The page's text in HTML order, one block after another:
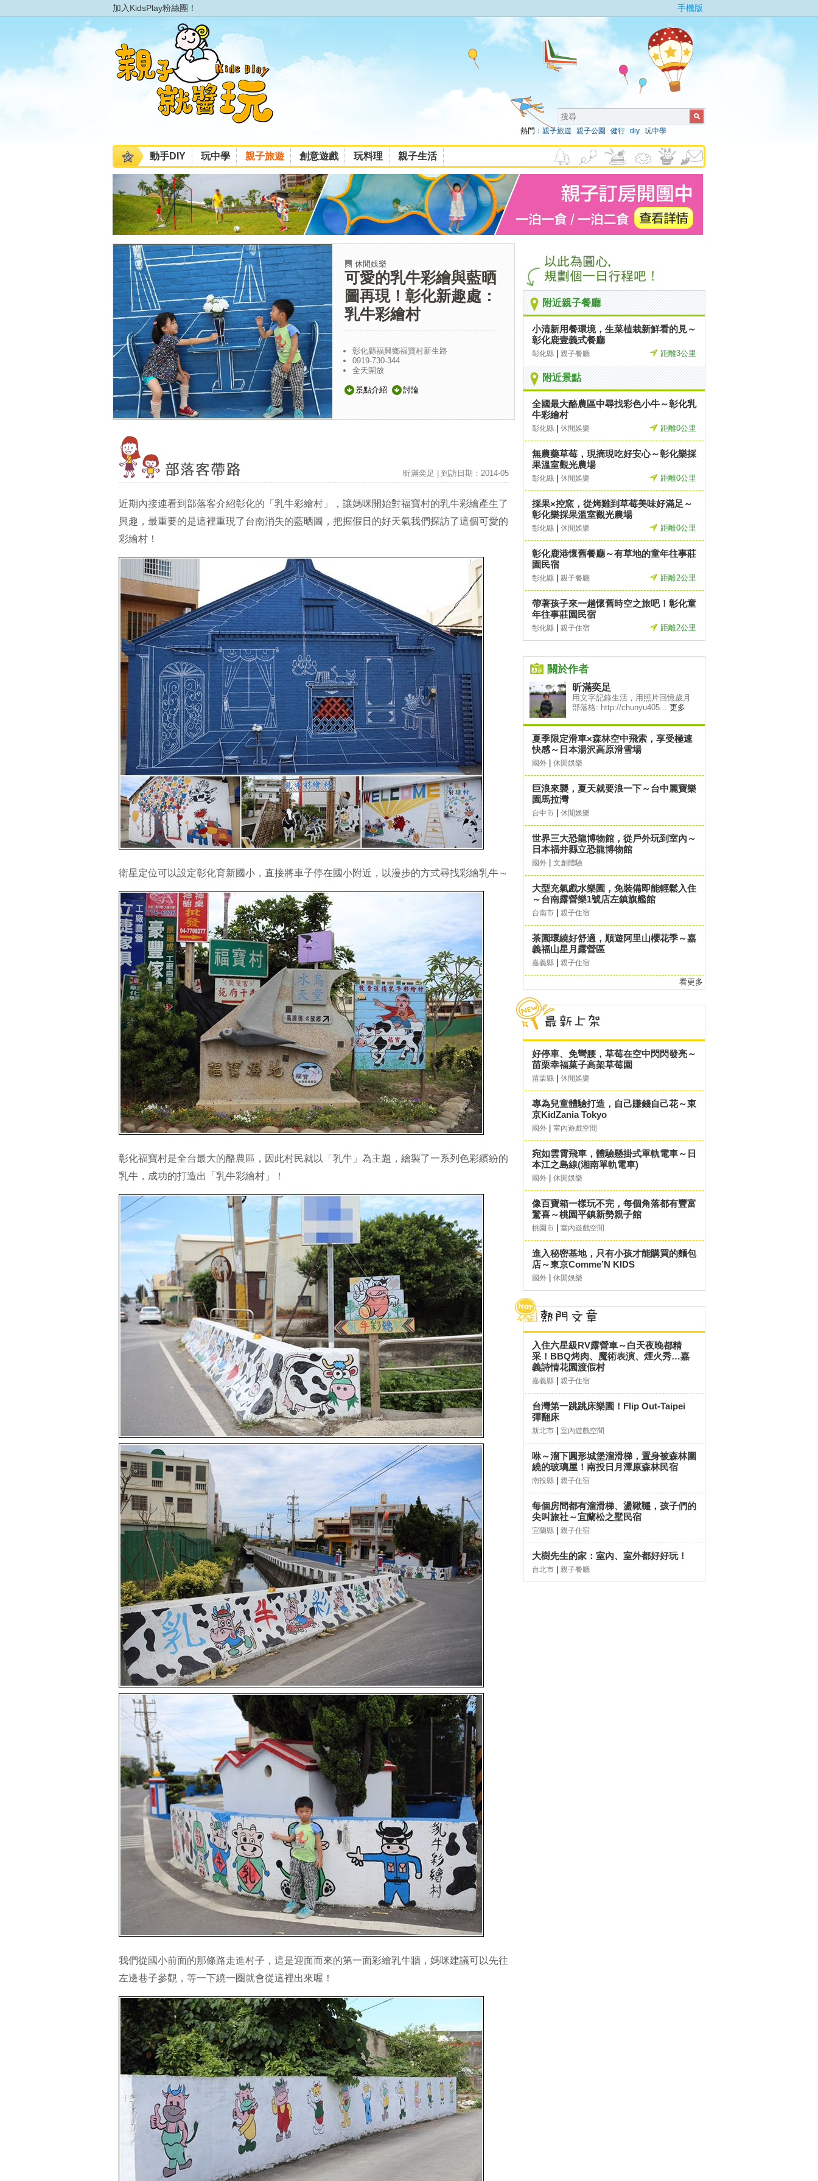
加入KidsPlay粉絲團！ 手機版
熱門： 親子旅遊 親子公園 健行 diy 玩中學
動手DIY 玩中學 親子旅遊 創意遊戲 玩料理 親子生活
休閒娛樂
可愛的乳牛彩繪與藍晒
圖再現！彰化新趣處：
乳牛彩繪村
彰化縣福興鄉福寶村新生路
0919-730-344
全天開放
景點介紹 討論
昕滿奕足 | 到訪日期：2014-05
近期內接連看到部落客介紹彰化的「乳牛彩繪村」，讓媽咪開始對福寶村的乳牛彩繪產生了
興趣，最重要的是這裡重現了台南消失的藍晒圖，把握假日的好天氣我們探訪了這個可愛的
彩繪村！
衛星定位可以設定彰化育新國小，直接將車子停在國小附近，以漫步的方式尋找彩繪乳牛～
彰化福寶村是全台最大的酪農區，因此村民就以「乳牛」為主題，繪製了一系列色彩繽紛的
乳牛，成功的打造出「乳牛彩繪村」！
我們從國小前面的那條路走進村子，這是迎面而來的第一面彩繪乳牛牆，媽咪建議可以先往
左邊巷子參觀，等一下繞一圈就會從這裡出來喔！
附近親子餐廳
小清新用餐環境，生菜植栽新鮮看的見～
彰化鹿壹義式餐廳
彰化縣 親子餐廳 距離3公里
附近景點
全國最大酪農區中尋找彩色小牛～彰化乳
牛彩繪村
彰化縣 休閒娛樂 距離0公里
無農藥草莓，現摘現吃好安心～彰化樂採
果溫室觀光農場
彰化縣 休閒娛樂 距離0公里
採果×控窯，從烤雞到草莓美味好滿足～
彰化樂採果溫室觀光農場
彰化縣 休閒娛樂 距離0公里
彰化鹿港懷舊餐廳～有草地的童年往事莊
園民宿
彰化縣 親子餐廳 距離2公里
帶著孩子來一趟懷舊時空之旅吧！彰化童
年往事莊園民宿
彰化縣 親子住宿 距離2公里
關於作者
昕滿奕足
用文字記錄生活，用照片回憶歲月
部落格: http://chunyu405... 更多
夏季限定滑車×森林空中飛索，享受極速
快感～日本湯沢高原滑雪場
國外 休閒娛樂
巨浪來襲，夏天就要浪一下～台中麗寶樂
園馬拉灣
台中市 休閒娛樂
世界三大恐龍博物館，從戶外玩到室內～
日本福井縣立恐龍博物館
國外 文創體驗
大型充氣戲水樂園，免裝備即能輕鬆入住
～台南露營樂1號店左鎮旗艦館
台南市 親子住宿
茶園環繞好舒適，順遊阿里山櫻花季～嘉
義福山星月露營區
嘉義縣 親子住宿
看更多
好停車、免彎腰，草莓在空中閃閃發亮～
苗栗幸福菓子高架草莓園
苗栗縣 休閒娛樂
專為兒童體驗打造，自己賺錢自己花～東
京KidZania Tokyo
國外 室內遊戲空間
宛如雲霄飛車，體驗懸掛式單軌電車～日
本江之島線(湘南單軌電車)
國外 休閒娛樂
像百寶箱一樣玩不完，每個角落都有豐富
驚喜～桃園平鎮新勢親子館
桃園市 室內遊戲空間
進入秘密基地，只有小孩才能購買的麵包
店～東京Comme’N KIDS
國外 休閒娛樂
入住六星級RV露營車～白天夜晚都精
采！BBQ烤肉、魔術表演、煙火秀…嘉
義詩情花園渡假村
嘉義縣 親子住宿
台灣第一跳跳床樂園！Flip Out-Taipei
彈翻床
新北市 室內遊戲空間
咻～溜下圓形城堡溜滑梯，置身被森林圍
繞的玻璃屋！南投日月潭原森林民宿
南投縣 親子住宿
每個房間都有溜滑梯、盪鞦韆，孩子們的
尖叫旅社～宜蘭松之墅民宿
宜蘭縣 親子住宿
大樹先生的家：室內、室外都好好玩！
台北市 親子餐廳